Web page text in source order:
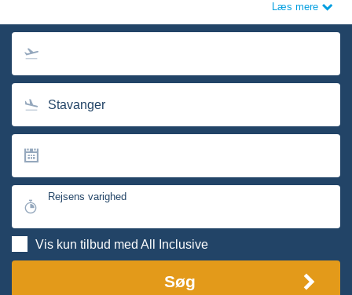
Læs mere
Søg også rejser med afrejse fra Norge og Sverige:
Charterreiser til Stavanger
Stavanger
Rejsens varighed
Vis kun tilbud med All Inclusive
Søg